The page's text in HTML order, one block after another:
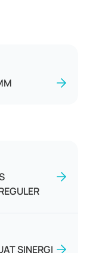
SINERGI